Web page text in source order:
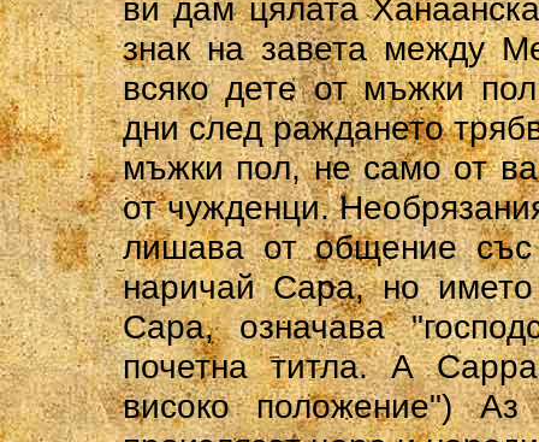
ви дам цялата
знак на завета между
всяко дете от мъжки
дни след раждането
мъжки пол, не само от
от чужденци.
лишава от общение
наричай Сара, но
Сара, означава
почетна титла. А
високо положение")